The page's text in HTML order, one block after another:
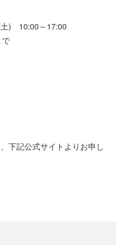
土) 10:00～17:00
下記公式サイトよりお申し